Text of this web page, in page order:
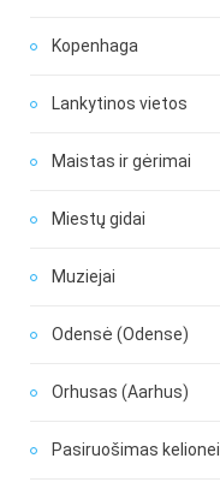
Kopenhaga
Lankytinos vietos
Maistas ir gėrimai
Miestų gidai
Muziejai
Odensė (Odense)
Orhusas (Aarhus)
Pasiruošimas kelionei